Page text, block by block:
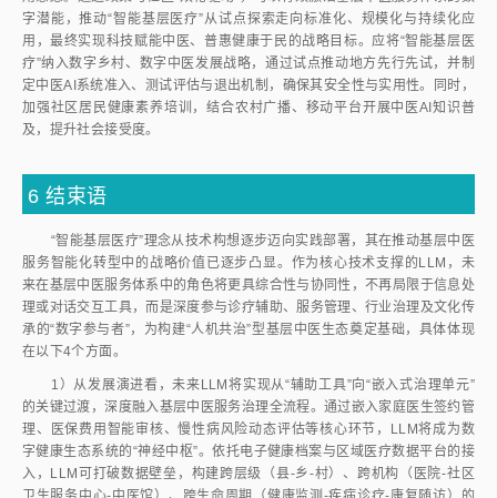
字潜能，推动“智能基层医疗”从试点探索走向标准化、规模化与持续化应
用，最终实现科技赋能中医、普惠健康于民的战略目标。应将“智能基层医
疗”纳入数字乡村、数字中医发展战略，通过试点推动地方先行先试，并制
定中医AI系统准入、测试评估与退出机制，确保其安全性与实用性。同时，
加强社区居民健康素养培训，结合农村广播、移动平台开展中医AI知识普
及，提升社会接受度。
6 结束语
“智能基层医疗”理念从技术构想逐步迈向实践部署，其在推动基层中医
服务智能化转型中的战略价值已逐步凸显。作为核心技术支撑的LLM，未
来在基层中医服务体系中的角色将更具综合性与协同性，不再局限于信息处
理或对话交互工具，而是深度参与诊疗辅助、服务管理、行业治理及文化传
承的“数字参与者”，为构建“人机共治”型基层中医生态奠定基础，具体体现
在以下4个方面。
1）从发展演进看，未来LLM将实现从“辅助工具”向“嵌入式治理单元”
的关键过渡，深度融入基层中医服务治理全流程。通过嵌入家庭医生签约管
理、医保费用智能审核、慢性病风险动态评估等核心环节，LLM将成为数
字健康生态系统的“神经中枢”。依托电子健康档案与区域医疗数据平台的接
入，LLM可打破数据壁垒，构建跨层级（县-乡-村）、跨机构（医院-社区